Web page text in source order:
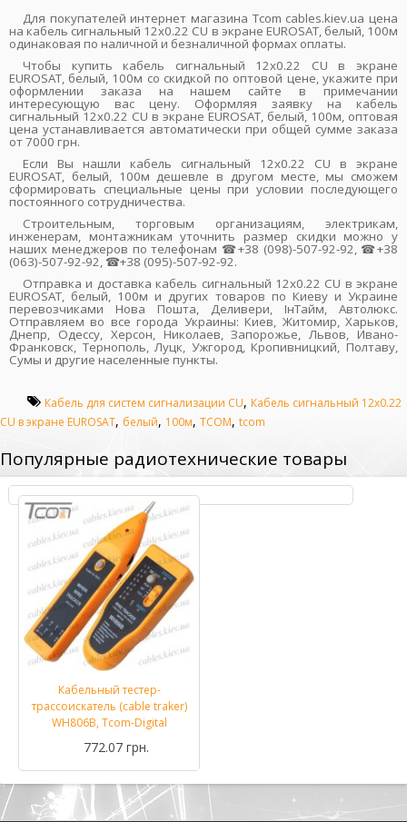
Для покупателей интернет магазина Tcom cables.kiev.ua цена
на кабель сигнальный 12x0.22 CU в экране EUROSAT, белый, 100м
одинаковая по наличной и безналичной формах оплаты.
Чтобы купить кабель сигнальный 12x0.22 CU в экране
EUROSAT, белый, 100м со скидкой по оптовой цене, укажите при
оформлении заказа на нашем сайте в примечании
интересующую вас цену. Оформляя заявку на кабель
сигнальный 12x0.22 CU в экране EUROSAT, белый, 100м, оптовая
цена устанавливается автоматически при общей сумме заказа
от 7000 грн.
Если Вы нашли кабель сигнальный 12x0.22 CU в экране
EUROSAT, белый, 100м дешевле в другом месте, мы сможем
сформировать специальные цены при условии последующего
постоянного сотрудничества.
Строительным, торговым организациям, электрикам,
инженерам, монтажникам уточнить размер скидки можно у
наших менеджеров по телефонам ☎+38 (098)-507-92-92, ☎+38
(063)-507-92-92, ☎+38 (095)-507-92-92.
Отправка и доставка кабель сигнальный 12x0.22 CU в экране
EUROSAT, белый, 100м и других товаров по Киеву и Украине
перевозчиками Нова Пошта, Деливери, ІнТайм, Автолюкс.
Отправляем во все города Украины: Киев, Житомир, Харьков,
Днепр, Одессу, Херсон, Николаев, Запорожье, Львов, Ивано-
Франковск, Тернополь, Луцк, Ужгород, Кропивницкий, Полтаву,
Сумы и другие населенные пункты.
Кабель для систем сигнализации CU, Кабель сигнальный 12x0.22
CU в экране EUROSAT, белый, 100м, TCOM, tcom
Популярные радиотехнические товары
Кабельный тестер-
трассоискатель (cable traker)
WH806B, Tcom-Digital
772.07 грн.